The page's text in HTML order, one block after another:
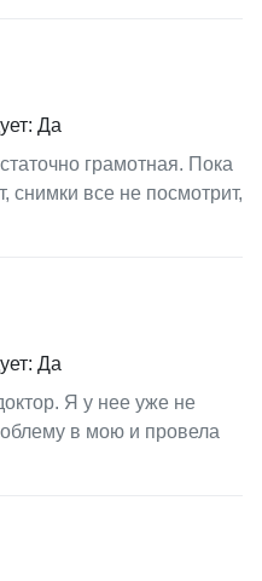
Да
грамотная. Пока
снимки все не посмотрит,
Да
Я у нее уже не
в мою и провела